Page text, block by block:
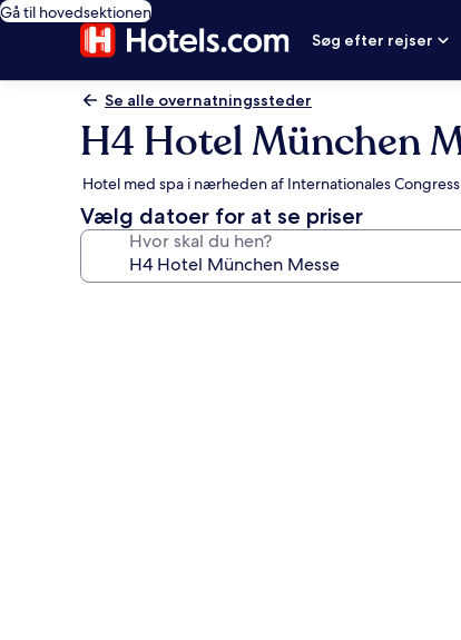
Gå til hovedsektionen
Søg efter rejser
Se alle overnatningssteder
H4 Hotel München
Hotel med spa i nærheden af Internationales
Vælg datoer for at se priser
Hvor skal du hen?